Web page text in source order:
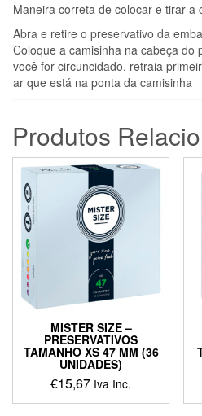
Maneira correta de colocar e tirar a
Abra e retire o preservativo da
Coloque a camisinha na cabeça do
você for circuncidado, retraia
ar que está na ponta da camisinha
Produtos
MISTER SIZE –
PRESERVATIVOS
TAMANHO XS 47 MM (36
UNIDADES)
€15,67 Iva Inc.